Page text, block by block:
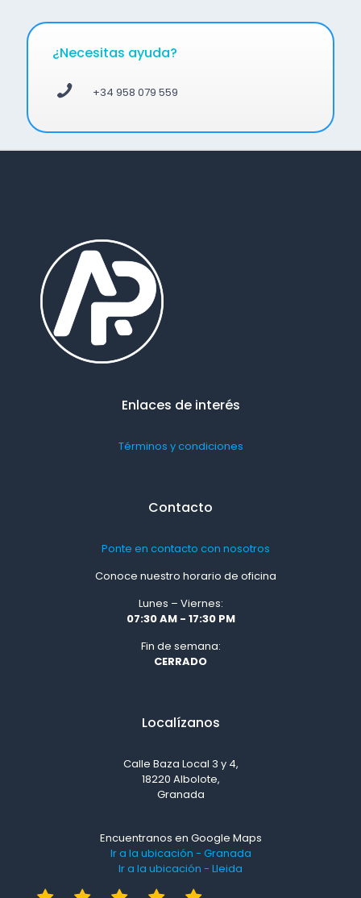
¿Necesitas ayuda?
+34 958 079 559
Enlaces de interés
Términos y condiciones
Contacto
Ponte en contacto con nosotros
Conoce nuestro horario de oficina
Lunes – Viernes:
07:30 AM - 17:30 PM
Fin de semana:
CERRADO
Localízanos
Calle Baza Local 3 y 4,
18220 Albolote,
Granada
Encuentranos en Google Maps
Ir a la ubicación - Granada
Ir a la ubicación - Lleida